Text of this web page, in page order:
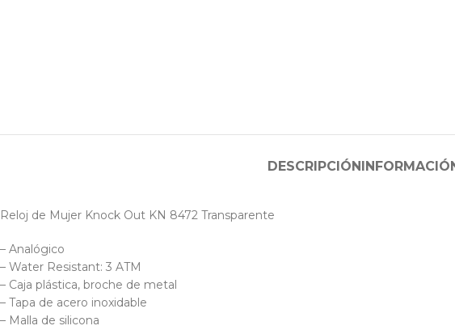
DESCRIPCIÓN
Reloj de Mujer Knock Out KN 8472 Transparente
– Analógico
– Water Resistant: 3 ATM
– Caja plástica, broche de metal
– Tapa de acero inoxidable
– Malla de silicona